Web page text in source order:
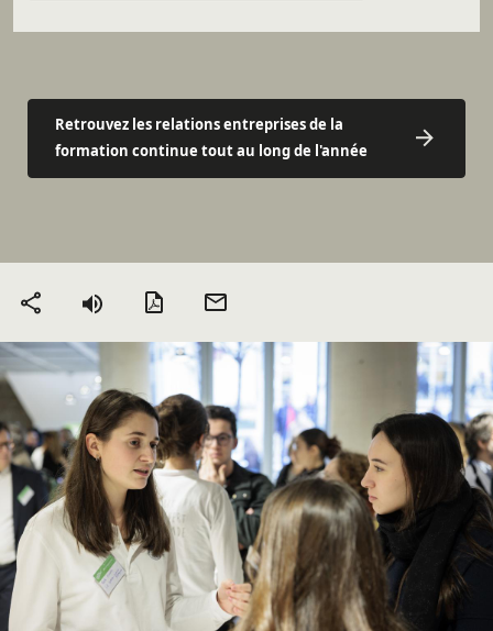
Retrouvez les relations entreprises de la
formation continue tout au long de l'année
Partager Version PDF